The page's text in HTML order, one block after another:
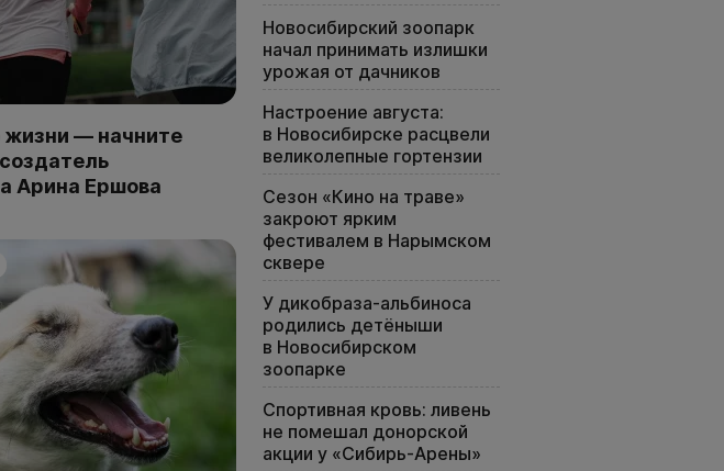
жизни — начните
Арина Ершова
Новосибирский зоопарк
начал принимать излишки
урожая от дачников
Настроение августа:
в Новосибирске расцвели
великолепные гортензии
Сезон «Кино на траве»
закроют ярким
фестивалем в Нарымском
сквере
У дикобраза-альбиноса
родились детёныши
в Новосибирском
зоопарке
Спортивная кровь: ливень
не помешал донорской
акции у «Сибирь-Арены»